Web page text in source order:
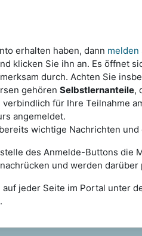
erhalten haben, dann melden
klicken Sie ihn an. Es öffnet
durch. Achten Sie
gehören Selbstlernanteile,
für Ihre Teilnahme
angemeldet.
wichtige Nachrichten
des Anmelde-Buttons die
und werden
jeder Seite im Portal unter